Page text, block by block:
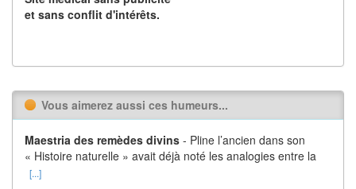
et sans conflit d'intérêts.
Vous aimerez aussi ces humeurs...
Maestria des remèdes divins - Pline l’ancien dans son
« Histoire naturelle » avait déjà noté les analogies entre la
[...]